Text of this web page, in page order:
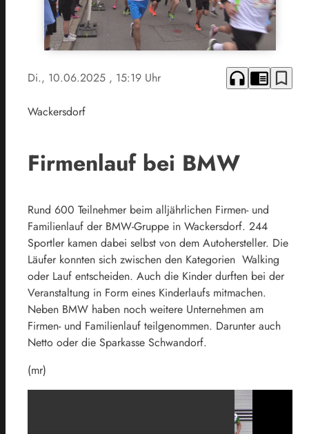
Di., 10.06.2025 , 15:19 Uhr headphones chrome_reader_mode bookmark_border
Wackersdorf
Firmenlauf bei BMW
Rund 600 Teilnehmer beim alljährlichen Firmen- und
Familienlauf der BMW-Gruppe in Wackersdorf. 244
Sportler kamen dabei selbst von dem Autohersteller. Die
Läufer konnten sich zwischen den Kategorien Walking
oder Lauf entscheiden. Auch die Kinder durften bei der
Veranstaltung in Form eines Kinderlaufs mitmachen.
Neben BMW haben noch weitere Unternehmen am
Firmen- und Familienlauf teilgenommen. Darunter auch
Netto oder die Sparkasse Schwandorf.
(mr)